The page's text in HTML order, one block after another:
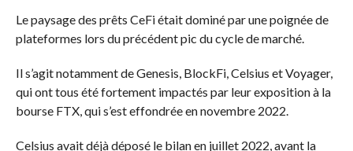
Le paysage des prêts CeFi était dominé par une poignée de
plateformes lors du précédent pic du cycle de marché.
Il s’agit notamment de Genesis, BlockFi, Celsius et Voyager,
qui ont tous été fortement impactés par leur exposition à la
bourse FTX, qui s’est effondrée en novembre 2022.
Celsius avait déjà déposé le bilan en juillet 2022, avant la